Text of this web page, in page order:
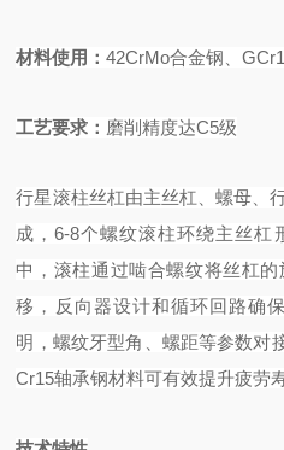
材料使用：42CrMo合金钢、
工艺要求 ： 磨削精度达C5级
行星滚柱丝杠由主丝杠、螺母、
成，6-8个螺纹滚柱环绕主丝杠
中，滚柱通过啮合螺纹将丝杠
移，反向器设计和循环回路确
明，螺纹牙型角、螺距等参数对
Cr15轴承钢材料可有效提升疲劳